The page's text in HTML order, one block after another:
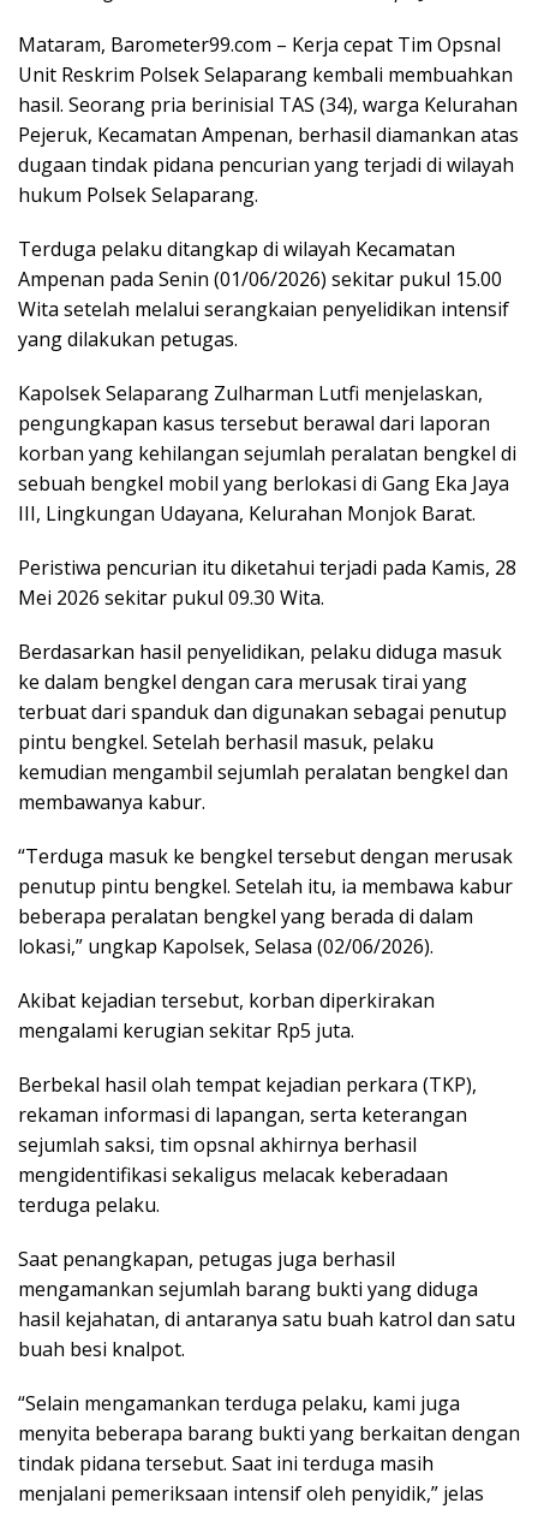
Mataram, Barometer99.com – Kerja cepat Tim Opsnal
Unit Reskrim Polsek Selaparang kembali membuahkan
hasil. Seorang pria berinisial TAS (34), warga Kelurahan
Pejeruk, Kecamatan Ampenan, berhasil diamankan atas
dugaan tindak pidana pencurian yang terjadi di wilayah
hukum Polsek Selaparang.
Terduga pelaku ditangkap di wilayah Kecamatan
Ampenan pada Senin (01/06/2026) sekitar pukul 15.00
Wita setelah melalui serangkaian penyelidikan intensif
yang dilakukan petugas.
Kapolsek Selaparang Zulharman Lutfi menjelaskan,
pengungkapan kasus tersebut berawal dari laporan
korban yang kehilangan sejumlah peralatan bengkel di
sebuah bengkel mobil yang berlokasi di Gang Eka Jaya
III, Lingkungan Udayana, Kelurahan Monjok Barat.
Peristiwa pencurian itu diketahui terjadi pada Kamis, 28
Mei 2026 sekitar pukul 09.30 Wita.
Berdasarkan hasil penyelidikan, pelaku diduga masuk
ke dalam bengkel dengan cara merusak tirai yang
terbuat dari spanduk dan digunakan sebagai penutup
pintu bengkel. Setelah berhasil masuk, pelaku
kemudian mengambil sejumlah peralatan bengkel dan
membawanya kabur.
“Terduga masuk ke bengkel tersebut dengan merusak
penutup pintu bengkel. Setelah itu, ia membawa kabur
beberapa peralatan bengkel yang berada di dalam
lokasi,” ungkap Kapolsek, Selasa (02/06/2026).
Akibat kejadian tersebut, korban diperkirakan
mengalami kerugian sekitar Rp5 juta.
Berbekal hasil olah tempat kejadian perkara (TKP),
rekaman informasi di lapangan, serta keterangan
sejumlah saksi, tim opsnal akhirnya berhasil
mengidentifikasi sekaligus melacak keberadaan
terduga pelaku.
Saat penangkapan, petugas juga berhasil
mengamankan sejumlah barang bukti yang diduga
hasil kejahatan, di antaranya satu buah katrol dan satu
buah besi knalpot.
“Selain mengamankan terduga pelaku, kami juga
menyita beberapa barang bukti yang berkaitan dengan
tindak pidana tersebut. Saat ini terduga masih
menjalani pemeriksaan intensif oleh penyidik,” jelas